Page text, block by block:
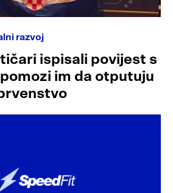
razvoj
ispisali povijest s
im da otputuju